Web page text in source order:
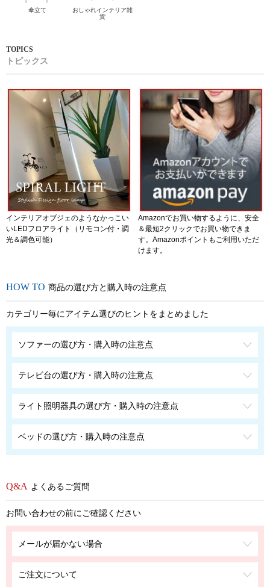
傘立て
おしゃれインテリア雑
貨
トピックス
インテリアオブジェのようなかっこい
いLEDフロアライト（リモコン付・調
光＆調色可能）
Amazonでお買い物するように、安全
＆最短2クリックでお買い物できま
す。Amazonポイントもご利用いただ
けます。
商品の選び方と購入時の注意点
カテゴリー毎にアイテム選びのヒントをまとめました
ソファーの選び方・購入時の注意点
テレビ台の選び方・購入時の注意点
ライト照明器具の選び方・購入時の注意点
ベッドの選び方・購入時の注意点
よくあるご質問
お問い合わせの前にご確認ください
メールが届かない場合
ご注文について